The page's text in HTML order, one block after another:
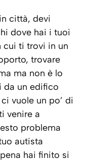
città, devi
dove hai i tuoi
cui ti trovi in un
trovare
ma non è lo
da un edifico
vuole un po’ di
venire a
problema
autista
hai finito si